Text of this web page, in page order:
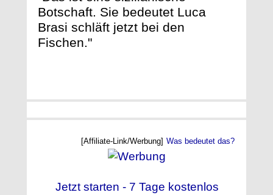
Botschaft. Sie bedeutet Luca
Brasi schläft jetzt bei den
Fischen."
[Affiliate-Link/Werbung] Was bedeutet das?
Jetzt starten - 7 Tage kostenlos